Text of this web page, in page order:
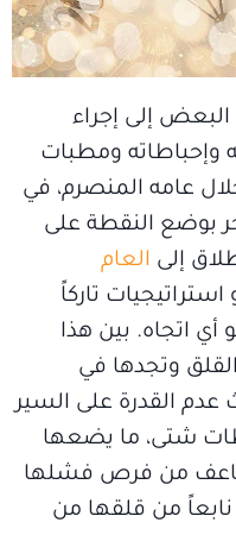
إلى إجراء
وإحباطاته ومطبات
عامه المنصرم، في
بوضع النقطة على
إلى العام
تاركاً
أي اتجاه. بين هذا
وتجدها في
عدم القدرة على السير
شتى، ما يضعها
من فرص فشلها
نابعاً من قلقها من